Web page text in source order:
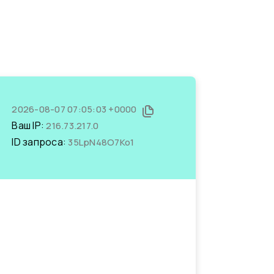
2026-08-07 07:05:03 +0000
Ваш IP:216.73.217.0
ID запроса: 35LpN48O7Ko1